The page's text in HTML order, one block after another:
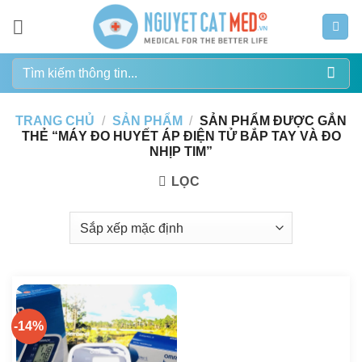
dung
Tìm
kiếm:
TRANG CHỦ / SẢN PHẨM / SẢN PHẨM ĐƯỢC GẮN
THẺ “MÁY ĐO HUYẾT ÁP ĐIỆN TỬ BẮP TAY VÀ ĐO
NHỊP TIM”
LỌC
-14%